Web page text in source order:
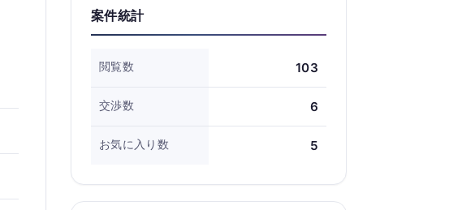
案件統計
閲覧数 103
交渉数 6
お気に入り数 5